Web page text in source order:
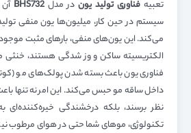
تعبیه فناوری تولید یون در مدل BHS732
سیستم در حین کار، میلیون‌ها یون منفی
می‌کند. این یون‌های منفی، بارهای مثبت
الکتریسیته ساکن و وز شدگی هستند، خنثی
فناوری یون باعث بسته شدن پولک‌های مو
داخل ساقه مو حبس می‌کند. این امر نه تنها
نظر برسند، بلکه درخشندگی خیره‌کننده‌ای
تکنولوژی، موهای شما حتی در هوای مرطوب